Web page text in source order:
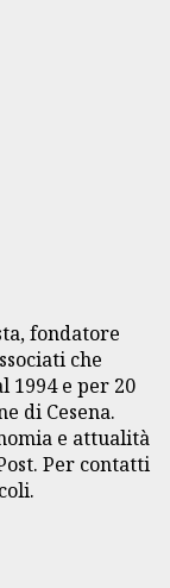
fondatore
che
1994 e per 20
di Cesena.
e attualità
Per contatti